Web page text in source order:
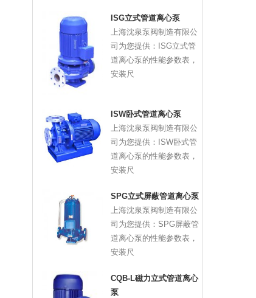
ISG立式管道离心泵
上海沈泉泵阀制造有限公
司为您提供：ISG立式管
道离心泵的性能参数表，
安装尺
ISW卧式管道离心泵
上海沈泉泵阀制造有限公
司为您提供：ISW卧式管
道离心泵的性能参数表，
安装尺
SPG立式屏蔽管道离心泵
上海沈泉泵阀制造有限公
司为您提供：SPG屏蔽管
道离心泵的性能参数表，
安装尺
CQB-L磁力立式管道离心
泵